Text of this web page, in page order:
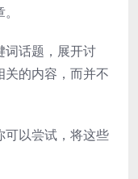
词话题，展开讨
的内容，而并不
可以尝试，将这些